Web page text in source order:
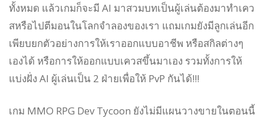
ทั้งหมด แล้วเกมก็จะมี AI มาสวมบทเป็นผู้เล่นต้องมาทำเคว
สหรือไปตีมอนในโลกจำลองของเรา แถมเกมยังมีลูกเล่นอีก
เพียบยกตัวอย่างการให้เราออกแบบอาชีพ หรือสกิลต่างๆ
เองได้ หรือการให้ออกแบบเควสขึ้นมาเอง รวมทั้งการให้
แบ่งฝั่ง AI ผู้เล่นเป็น 2 ฝ่ายเพื่อให้ PvP กันได้!!!
เกม MMO RPG Dev Tycoon ยังไม่มีแผนวางขายในตอนนี้